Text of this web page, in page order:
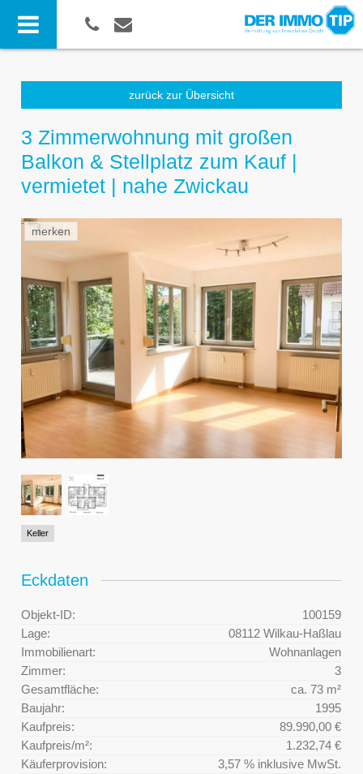
zurück zur Übersicht
3 Zimmerwohnung mit großen
Balkon & Stellplatz zum Kauf |
vermietet | nahe Zwickau
merken
Keller
Eckdaten
Objekt-ID:
100159
Lage:
08112 Wilkau-Haßlau
Immobilienart:
Wohnanlagen
Zimmer:
3
Gesamtfläche:
ca. 73 m²
Baujahr:
1995
Kaufpreis:
89.990,00 €
Kaufpreis/m²:
1.232,74 €
Käuferprovision:
3,57 % inklusive MwSt.